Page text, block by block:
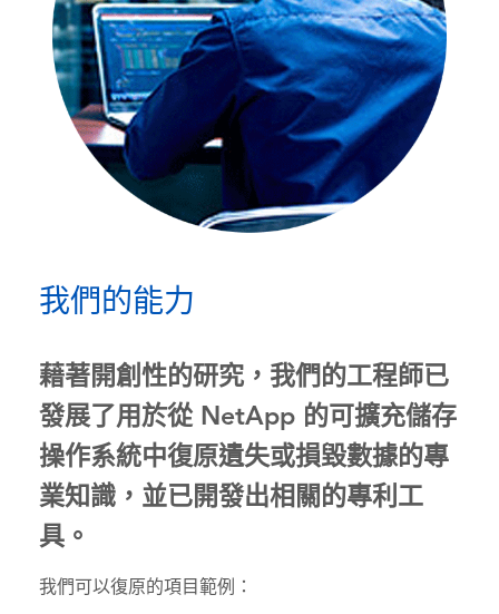
我們的能力
藉著開創性的研究，我們的工程師已
發展了用於從 NetApp 的可擴充儲存
操作系統中復原遺失或損毀數據的專
業知識，並已開發出相關的專利工
具。
我們可以復原的項目範例：